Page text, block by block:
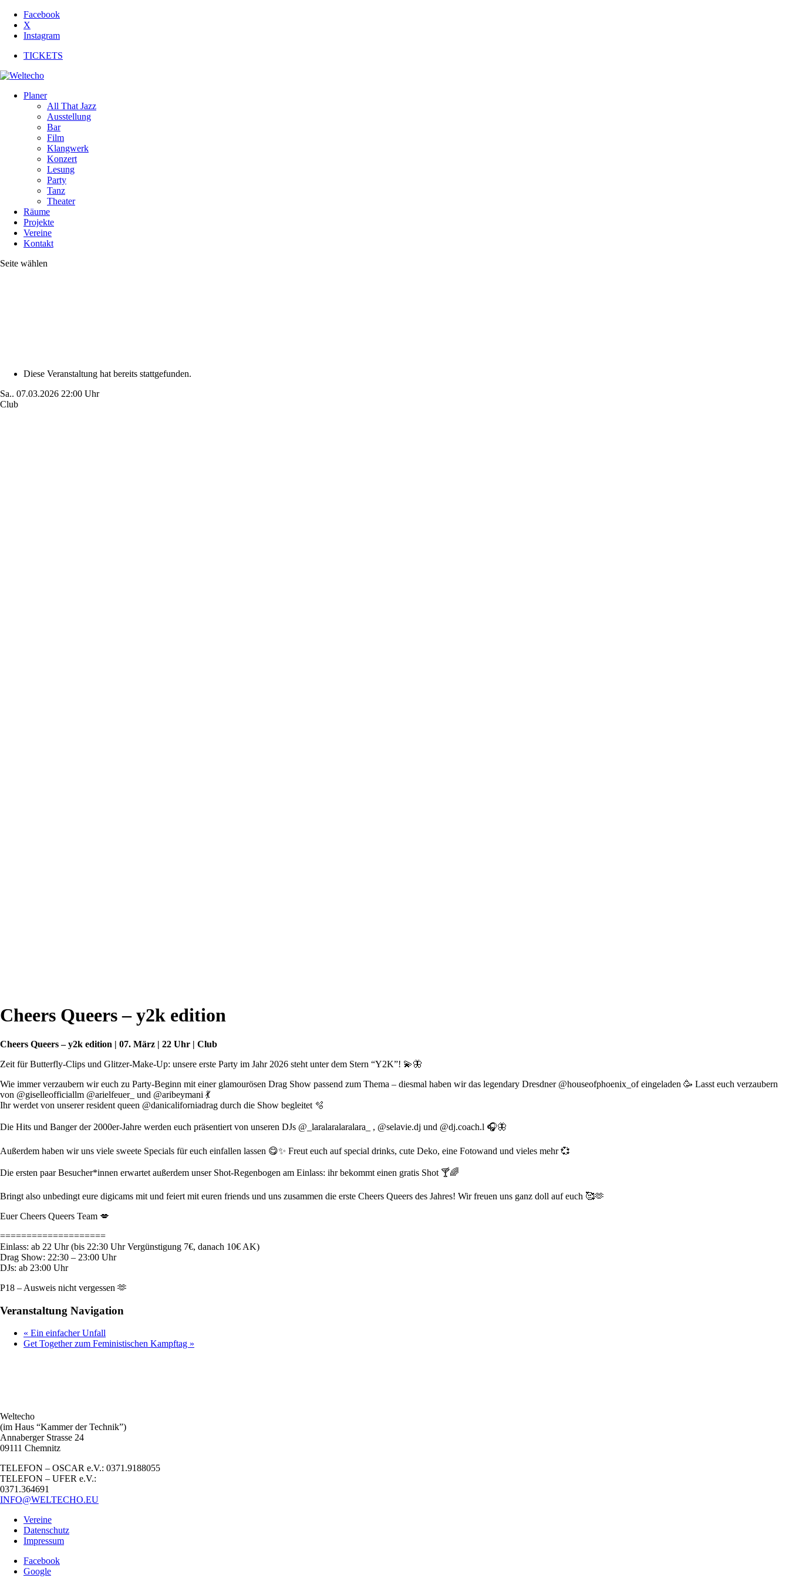
Facebook
X
Instagram
TICKETS
Planer
All That Jazz
Ausstellung
Bar
Film
Klangwerk
Konzert
Lesung
Party
Tanz
Theater
Räume
Projekte
Vereine
Kontakt
Seite wählen
Diese Veranstaltung hat bereits stattgefunden.
Sa.. 07.03.2026 22:00 Uhr
Club
Cheers Queers – y2k edition
Cheers Queers – y2k edition | 07. März | 22 Uhr | Club
Zeit für Butterfly-Clips und Glitzer-Make-Up: unsere erste Party im Jahr 2026 steht unter dem Stern “Y2K”! 💫🦋
Wie immer verzaubern wir euch zu Party-Beginn mit einer glamourösen Drag Show passend zum Thema – diesmal haben wir das legendary Dresdner @houseofphoenix_of eingeladen 🥳 Lasst euch verzaubern
von @giselleofficiallm @arielfeuer_ und @aribeymani 💃
Ihr werdet von unserer resident queen @danicaliforniadrag durch die Show begleitet 🫧
Die Hits und Banger der 2000er-Jahre werden euch präsentiert von unseren DJs @_laralaralaralara_ , @selavie.dj und @dj.coach.l 🎧🦋
Außerdem haben wir uns viele sweete Specials für euch einfallen lassen 😋✨ Freut euch auf special drinks, cute Deko, eine Fotowand und vieles mehr 💞
Die ersten paar Besucher*innen erwartet außerdem unser Shot-Regenbogen am Einlass: ihr bekommt einen gratis Shot 🍸🌈
Bringt also unbedingt eure digicams mit und feiert mit euren friends und uns zusammen die erste Cheers Queers des Jahres! Wir freuen uns ganz doll auf euch 🥰🫶
Euer Cheers Queers Team 💋
====================
Einlass: ab 22 Uhr (bis 22:30 Uhr Vergünstigung 7€, danach 10€ AK)
Drag Show: 22:30 – 23:00 Uhr
DJs: ab 23:00 Uhr
P18 – Ausweis nicht vergessen 🫶
Veranstaltung Navigation
« Ein einfacher Unfall
Get Together zum Feministischen Kampftag »
Weltecho
(im Haus “Kammer der Technik”)
Annaberger Strasse 24
09111 Chemnitz
TELEFON – OSCAR e.V.: 0371.9188055
TELEFON – UFER e.V.:
0371.364691
INFO@WELTECHO.EU
Vereine
Datenschutz
Impressum
Facebook
Google